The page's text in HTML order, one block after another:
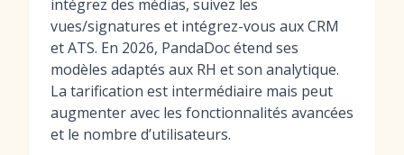
intégrez des médias, suivez les
vues/signatures et intégrez-vous aux CRM
et ATS. En 2026, PandaDoc étend ses
modèles adaptés aux RH et son analytique.
La tarification est intermédiaire mais peut
augmenter avec les fonctionnalités avancées
et le nombre d’utilisateurs.